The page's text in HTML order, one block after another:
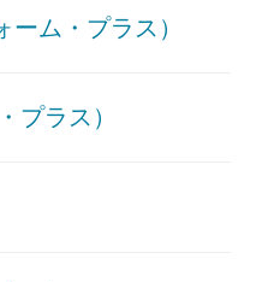
ーム・プラス）
プラス）